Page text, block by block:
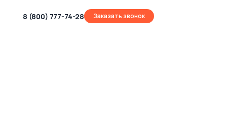
8 (800) 777-74-28 Заказать звонок